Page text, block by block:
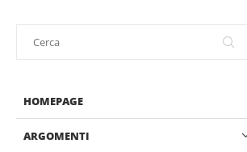
HOMEPAGE
ARGOMENTI